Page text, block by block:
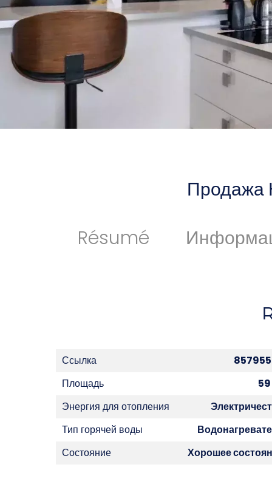
Продажа
Résumé
Ссылка
Площадь
Энергия для отопления
Тип горячей воды
Состояние
Хорошее